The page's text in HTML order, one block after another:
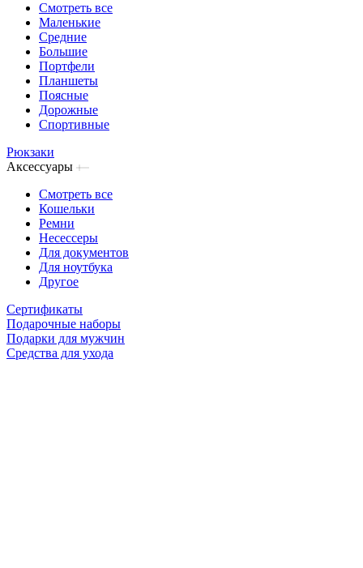
Смотреть все
Маленькие
Средние
Большие
Портфели
Планшеты
Поясные
Дорожные
Спортивные
Рюкзаки
Аксессуары
Смотреть все
Кошельки
Ремни
Несессеры
Для документов
Для ноутбука
Другое
Сертификаты
Подарочные наборы
Подарки для мужчин
Средства для ухода